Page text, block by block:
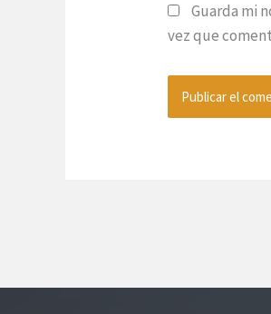
Guarda mi
vez que